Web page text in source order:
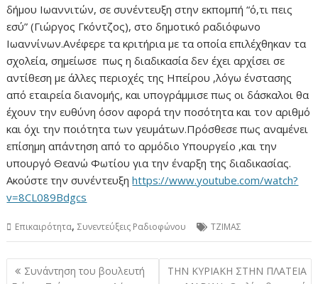
δήμου Ιωαννιτών, σε συνέντευξη στην εκπομπή “ό,τι πεις
εσύ” (Γιώργος Γκόντζος), στο δημοτικό ραδιόφωνο
Ιωαννίνων.Ανέφερε τα κριτήρια με τα οποία επιλέχθηκαν τα
σχολεία, σημείωσε πως η διαδικασία δεν έχει αρχίσει σε
αντίθεση με άλλες περιοχές της Ηπείρου ,λόγω ένστασης
από εταιρεία διανομής, και υπογράμμισε πως οι δάσκαλοι θα
έχουν την ευθύνη όσον αφορά την ποσότητα και τον αριθμό
και όχι την ποιότητα των γευμάτων.Πρόσθεσε πως αναμένει
επίσημη απάντηση από το αρμόδιο Υπουργείο ,και την
υπουργό Θεανώ Φωτίου για την έναρξη της διαδικασίας.
Ακούστε την συνέντευξηhttps://www.youtube.com/watch?
v=8CL089Bdgcs
Επικαιρότητα,Συνεντεύξεις Ραδιοφώνου ΤΖΙΜΑΣ
Πλοήγηση
Συνάντηση του βουλευτή
ΤΗΝ ΚΥΡΙΑΚΗ ΣΤΗΝ ΠΛΑΤΕΙΑ